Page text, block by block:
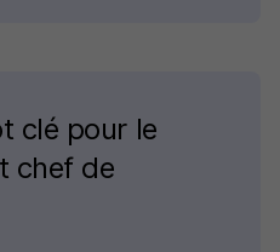
clé pour le
chef de